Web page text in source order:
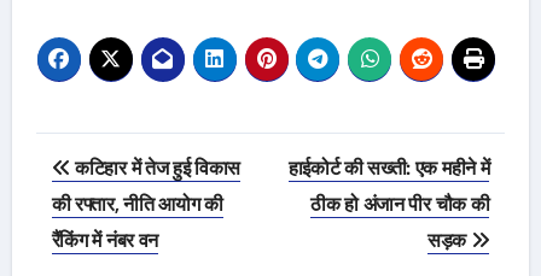
Post
navigation
कटिहार में तेज हुई विकास
की रफ्तार, नीति आयोग की
रैंकिंग में नंबर वन
हाईकोर्ट की सख्ती: एक महीने में
ठीक हो अंजान पीर चौक की
सड़क